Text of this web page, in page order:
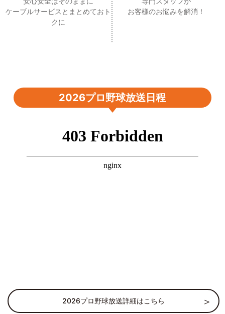
ケーブルサービスとまとめておト
クに
お客様のお悩みを解消！
2026プロ野球放送日程
2026プロ野球放送詳細はこちら